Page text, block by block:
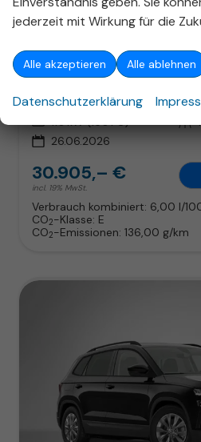
Skoda Karoq
unverbindliche Lieferzeit:11.09.2026
Kraftstoff Benzin Außenfarbe
Leistung 110 kW (150 PS) Kilometerstand
26.06.2026
30.905,– €
incl. 19% MwSt.
Verbrauch kombiniert: 6,00 l/
CO2-Klasse: E
CO2-Emissionen: 136,00 g/km
jederzeit mit Wirkung für die
Alle akzeptieren Alle ablehnen
Datenschutzerklärung